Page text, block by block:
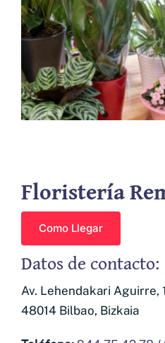
Empresas asociadas
Contacto
Floristería
Como Llegar
Datos de contacto:
Av. Lehendakari Aguirre,
48014 Bilbao, Bizkaia